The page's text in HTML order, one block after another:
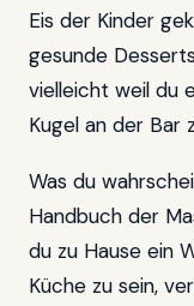
Eis der Kinder
gesunde
vielleicht weil du
Kugel an der Bar
Was du
Handbuch der
du zu Hause ein
Küche zu sein,